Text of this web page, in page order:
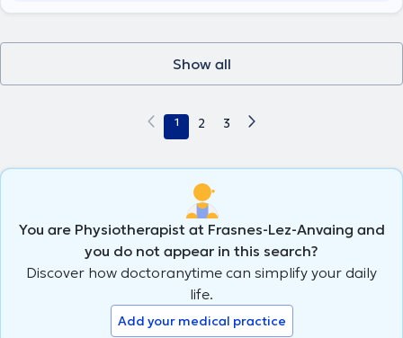
Show all
1 2 3
You are Physiotherapist at Frasnes-Lez-Anvaing and
you do not appear in this search?
Discover how doctoranytime can simplify your daily
life.
Add your medical practice